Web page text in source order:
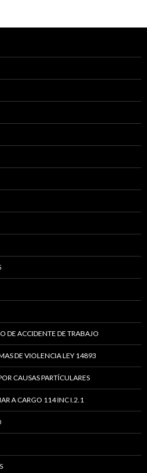
DE ACCIDENTE DE TRABAJO
DE VIOLENCIA LEY 14893
CAUSAS PARTÍCULARES
A CARGO 114 INC I.2.1